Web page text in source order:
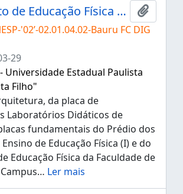
Departamento de Educação Física da FC
'02’-02.01.04.02-Bauru FC DIG
29
Universidade Estadual Paulista
Filho"
da placa de
Laboratórios Didáticos de
fundamentais do Prédio dos
de Educação Física (I) e do
Educação Física da Faculdade de
… Ler mais